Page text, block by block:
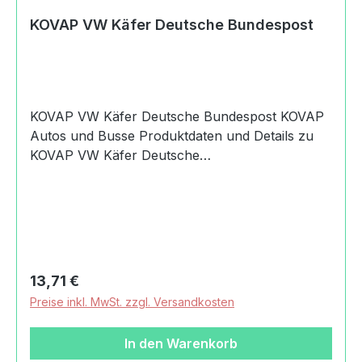
KOVAP VW Käfer Deutsche Bundespost
KOVAP VW Käfer Deutsche Bundespost KOVAP
Autos und Busse Produktdaten und Details zu
KOVAP VW Käfer Deutsche
Verschluckbare Kleinteile.Angaben zum
Hersteller (Informationspflichten zur GPSR
Produktsicherheitsverordnung) KOVAP Náchod,
s.r.o.Bítouchovská47301 Semily, Czech
Republic+420 481 625 590filip.klepek@kovap.cz
Regulärer Preis:
13,71 €
Preise inkl. MwSt. zzgl. Versandkosten
In den Warenkorb